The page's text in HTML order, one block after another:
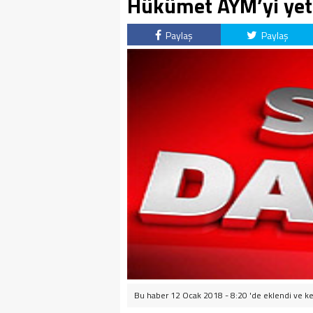
Paylaş Paylaş
Bu haber 12 Ocak 2018 - 8:20 'de eklendi ve